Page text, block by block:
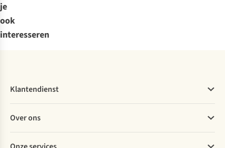
je
ook
interesseren
Klantendienst
Bestellen
Betalen
Over ons